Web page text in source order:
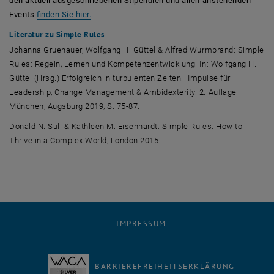
Events finden Sie hier.
Literatur zu Simple Rules
Johanna Gruenauer, Wolfgang H. Güttel & Alfred Wurmbrand: Simple
Rules: Regeln, Lernen und Kompetenzentwicklung. In: Wolfgang H.
Güttel (Hrsg.) Erfolgreich in turbulenten Zeiten. Impulse für
Leadership, Change Management & Ambidexterity. 2. Auflage
München, Augsburg 2019, S. 75-87.
Donald N. Sull & Kathleen M. Eisenhardt: Simple Rules: How to
Thrive in a Complex World, London 2015.
IMPRESSUM
BARRIEREFREIHEITSERKLÄRUNG